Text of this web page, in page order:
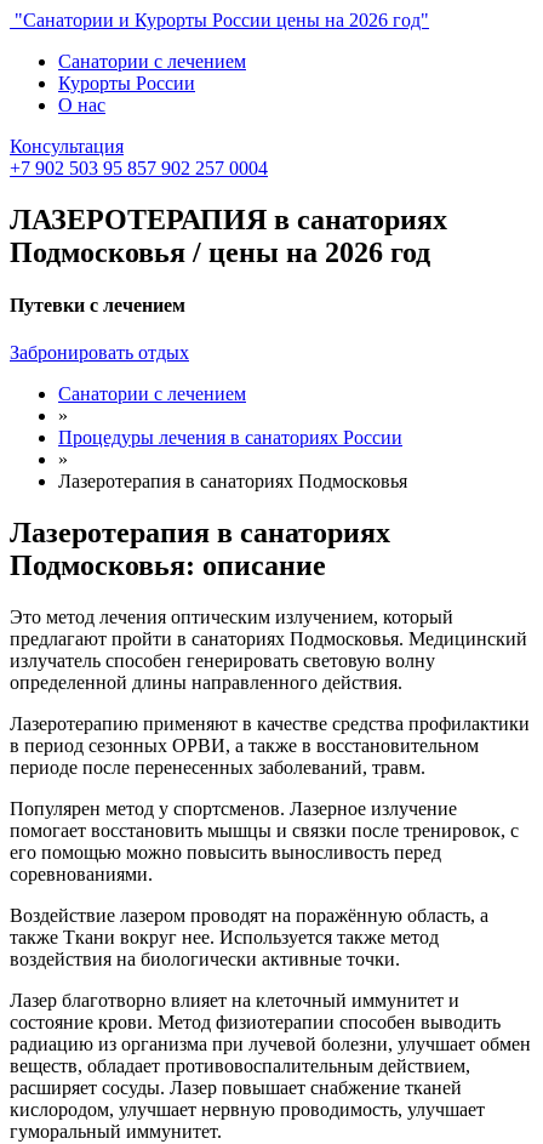
"Санатории и Курорты России цены на 2026 год"
Санатории с лечением
Курорты России
О нас
Консультация
+7 902 503 95 857 902 257 0004
ЛАЗЕРОТЕРАПИЯ в санаториях
Подмосковья / цены на 2026 год
Путевки с лечением
Забронировать отдых
Санатории с лечением
»
Процедуры лечения в санаториях России
»
Лазеротерапия в санаториях Подмосковья
Лазеротерапия в санаториях
Подмосковья: описание
Это метод лечения оптическим излучением, который
предлагают пройти в санаториях Подмосковья. Медицинский
излучатель способен генерировать световую волну
определенной длины направленного действия.
Лазеротерапию применяют в качестве средства профилактики
в период сезонных ОРВИ, а также в восстановительном
периоде после перенесенных заболеваний, травм.
Популярен метод у спортсменов. Лазерное излучение
помогает восстановить мышцы и связки после тренировок, с
его помощью можно повысить выносливость перед
соревнованиями.
Воздействие лазером проводят на поражённую область, а
также Ткани вокруг нее. Используется также метод
воздействия на биологически активные точки.
Лазер благотворно влияет на клеточный иммунитет и
состояние крови. Метод физиотерапии способен выводить
радиацию из организма при лучевой болезни, улучшает обмен
веществ, обладает противовоспалительным действием,
расширяет сосуды. Лазер повышает снабжение тканей
кислородом, улучшает нервную проводимость, улучшает
гуморальный иммунитет.